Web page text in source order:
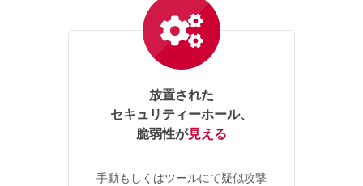
放置された
セキュリティーホール、
脆弱性が見える
手動もしくはツールにて疑似攻撃